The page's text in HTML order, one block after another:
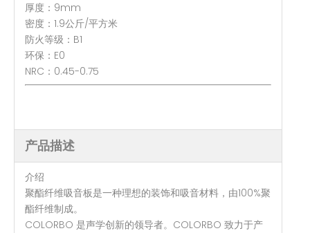
厚度：9mm
密度：1.9公斤/平方米
防火等级：B1
环保：E0
NRC：0.45-0.75
产品描述
介绍
聚酯纤维吸音板是一种理想的装饰和吸音材料，由100%聚
酯纤维制成。
COLORBO 是声学创新的领导者。COLORBO 致力于产